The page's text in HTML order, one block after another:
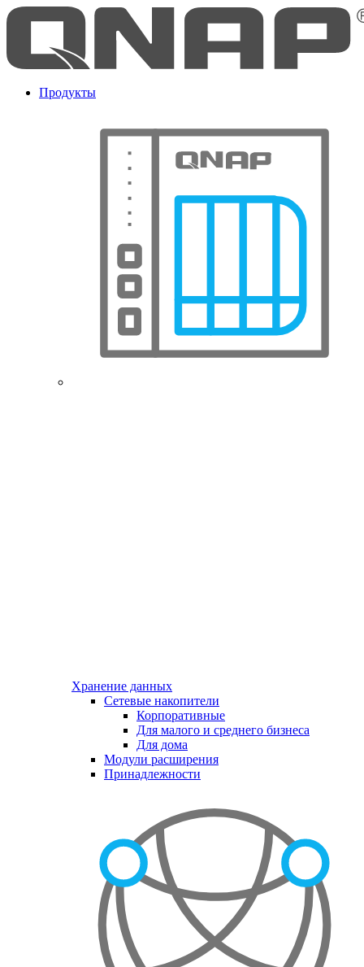
Продукты
Хранение данных
Сетевые накопители
Корпоративные
Для малого и среднего бизнеса
Для дома
Модули расширения
Принадлежности